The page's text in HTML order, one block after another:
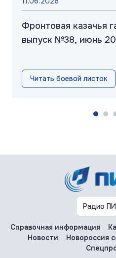
Фронтовая казачья
выпуск №38, июнь
Читать боевой листок
Радио
Справочная информация
Новости
Новороссия